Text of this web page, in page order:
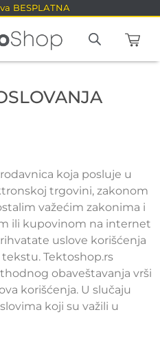
BESPLATNA
koja posluje u
trgovini, zakonom
važećim zakonima i
ili kupovinom na internet
uslove korišćenja
Tektoshop.rs
obaveštavanja vrši
korišćenja. U slučaju
koji su važili u